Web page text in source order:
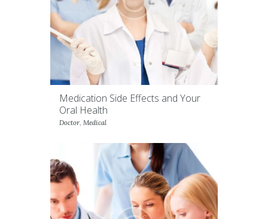
Medication Side Effects and Your
Oral Health
Doctor, Medical